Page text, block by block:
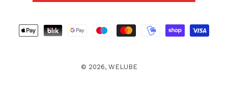
pagamento
© 2026, WELUBE